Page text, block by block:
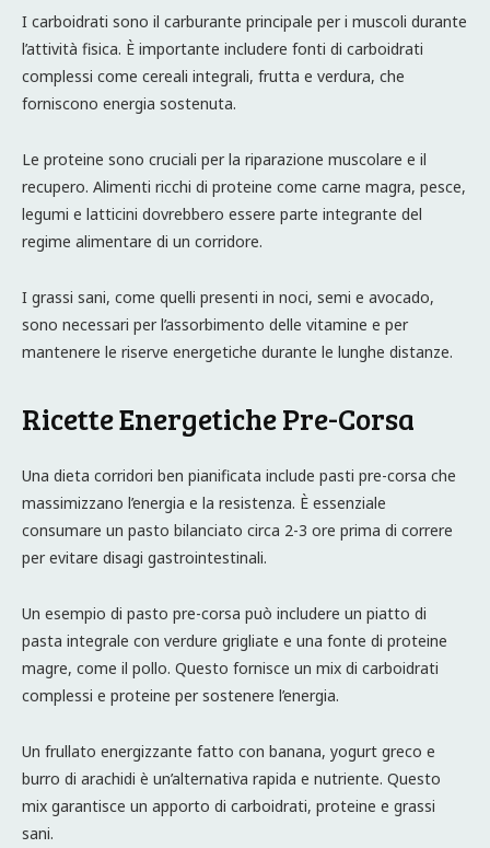
I carboidrati sono il carburante principale per i muscoli durante
l’attività fisica. È importante includere fonti di carboidrati
complessi come cereali integrali, frutta e verdura, che
forniscono energia sostenuta.
Le proteine sono cruciali per la riparazione muscolare e il
recupero. Alimenti ricchi di proteine come carne magra, pesce,
legumi e latticini dovrebbero essere parte integrante del
regime alimentare di un corridore.
I grassi sani, come quelli presenti in noci, semi e avocado,
sono necessari per l’assorbimento delle vitamine e per
mantenere le riserve energetiche durante le lunghe distanze.
Ricette Energetiche Pre-Corsa
Una dieta corridori ben pianificata include pasti pre-corsa che
massimizzano l’energia e la resistenza. È essenziale
consumare un pasto bilanciato circa 2-3 ore prima di correre
per evitare disagi gastrointestinali.
Un esempio di pasto pre-corsa può includere un piatto di
pasta integrale con verdure grigliate e una fonte di proteine
magre, come il pollo. Questo fornisce un mix di carboidrati
complessi e proteine per sostenere l’energia.
Un frullato energizzante fatto con banana, yogurt greco e
burro di arachidi è un’alternativa rapida e nutriente. Questo
mix garantisce un apporto di carboidrati, proteine e grassi
sani.